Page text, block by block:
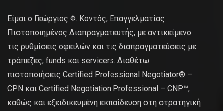
Είμαι ο Γεώργιος Φ. Κοντός, Επαγγελματίας
Πιστοποιημένος Διαπραγματευτής, με αντικείμενο
τις ρυθμίσεις οφειλών και τις διαπραγματεύσεις με
τράπεζες, funds και servicers. Διαθέτω
πιστοποιήσεις Certified Professional Negotiator® –
CPN και Certified Negotiation Professional – CNP™,
καθώς και εξειδικευμένη εκπαίδευση στη στρατηγική